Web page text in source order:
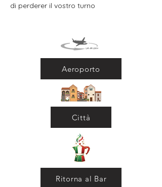
di perderer il vostro turno
Aeroporto
Città
Ritorna al Bar